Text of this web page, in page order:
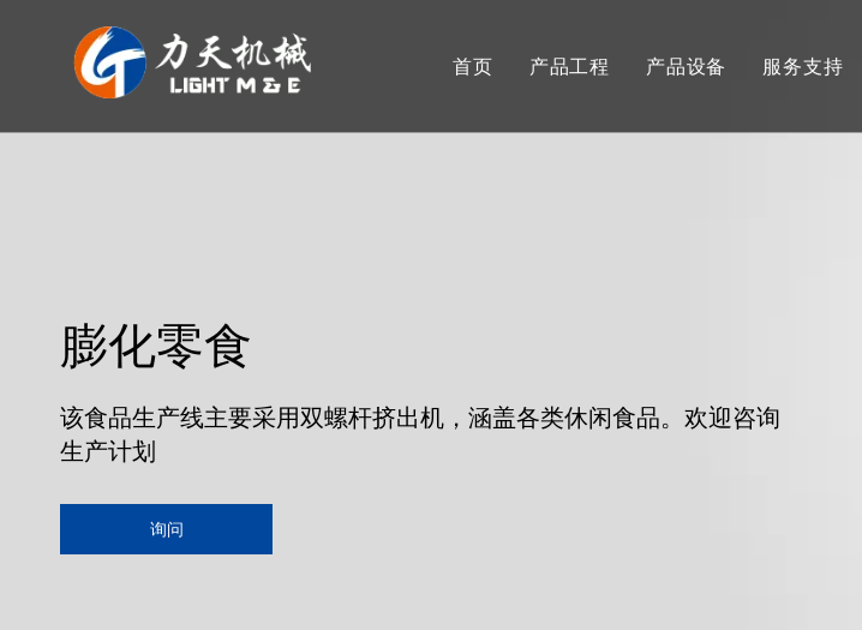
首页 产品工程 产品设备 服务支持
膨化零食
该食品生产线主要采用双螺杆挤出机，涵盖各类休闲食品。欢迎咨询
生产计划
询问